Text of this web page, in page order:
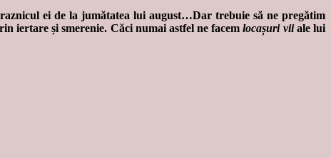
ei de la jumătatea lui august…Dar trebuie să ne pregătim
iertare și smerenie. Căci numai astfel ne facemlocașuri viiale lui